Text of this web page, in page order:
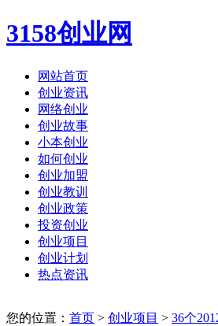
3158创业网
网站首页
创业资讯
网络创业
创业故事
小本创业
如何创业
创业加盟
创业教训
创业政策
投资创业
创业项目
创业计划
热点资讯
您的位置： 首页 > 创业项目 > 36个